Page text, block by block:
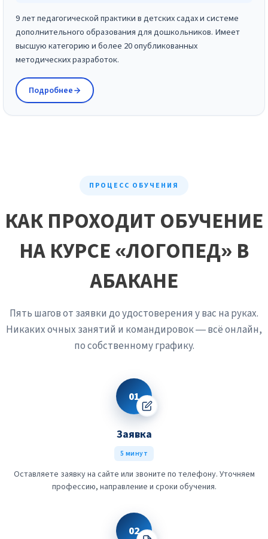
9 лет педагогической практики в детских садах и системе
дополнительного образования для дошкольников. Имеет
высшую категорию и более 20 опубликованных
методических разработок.
Подробнее
ПРОЦЕСС ОБУЧЕНИЯ
КАК ПРОХОДИТ ОБУЧЕНИЕ
НА КУРСЕ «ЛОГОПЕД» В
АБАКАНЕ
Пять шагов от заявки до удостоверения у вас на руках.
Никаких очных занятий и командировок — всё онлайн,
по собственному графику.
01
Заявка
5 минут
Оставляете заявку на сайте или звоните по телефону. Уточняем
профессию, направление и сроки обучения.
02